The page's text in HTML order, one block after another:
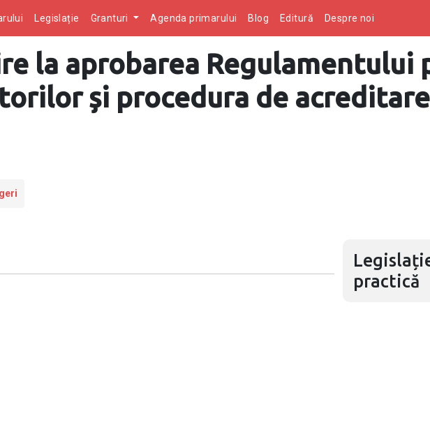
Legislație Granturi Agenda primarului Blog Editură Despre noi
la aprobarea Regulamentului
și procedura de
practică